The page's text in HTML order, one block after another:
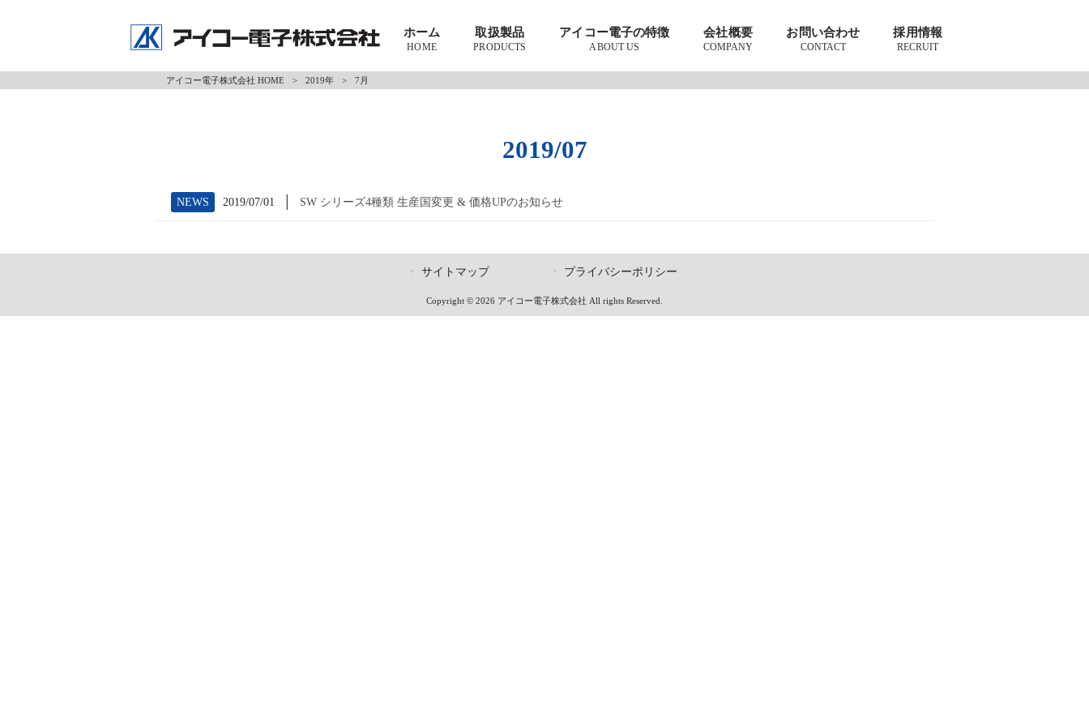
ホーム
HOME
取扱製品
PRODUCTS
アイコー電子の特徴
ABOUT US
会社概要
COMPANY
お問い合わせ
CONTACT
採用情報
RECRUIT
アイコー電子株式会社 HOME > 2019年 > 7月
2019/07
NEWS 2019/07/01 SW シリーズ4種類 生産国変更 & 価格UPのお知らせ
サイトマップ プライバシーポリシー
Copyright © 2026 アイコー電子株式会社 All rights Reserved.